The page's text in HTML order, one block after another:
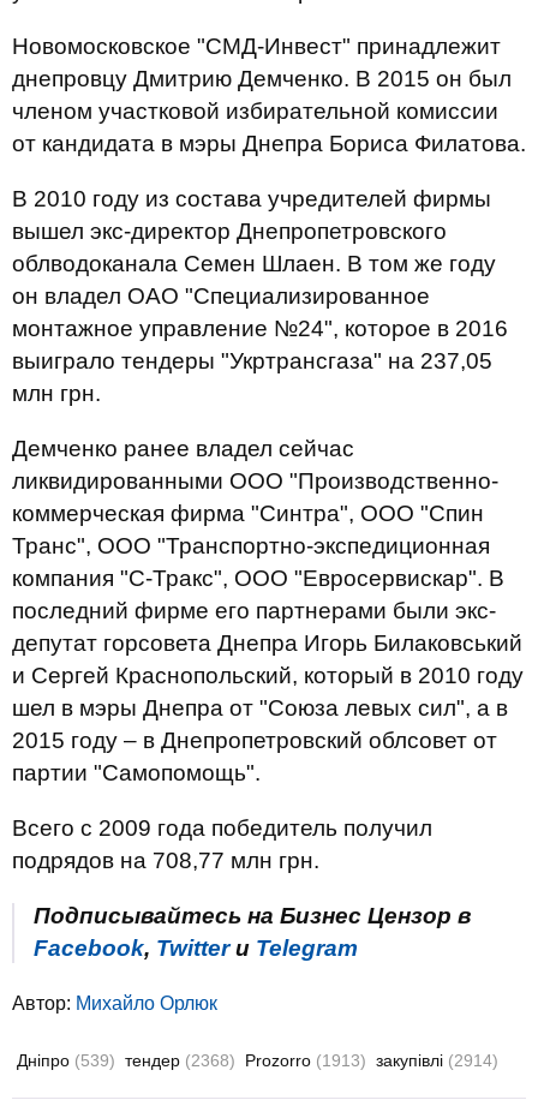
Новомосковское "СМД-Инвест" принадлежит
днепровцу Дмитрию Демченко. В 2015 он был
членом участковой избирательной комиссии
от кандидата в мэры Днепра Бориса Филатова.
В 2010 году из состава учредителей фирмы
вышел экс-директор Днепропетровского
облводоканала Семен Шлаен. В том же году
он владел ОАО "Специализированное
монтажное управление №24", которое в 2016
выиграло тендеры "Укртрансгаза" на 237,05
млн грн.
Демченко ранее владел сейчас
ликвидированными ООО "Производственно-
коммерческая фирма "Синтра", ООО "Спин
Транс", ООО "Транспортно-экспедиционная
компания "С-Тракс", ООО "Евросервискар". В
последний фирме его партнерами были экс-
депутат горсовета Днепра Игорь Билаковський
и Сергей Краснопольский, который в 2010 году
шел в мэры Днепра от "Союза левых сил", а в
2015 году – в Днепропетровский облсовет от
партии "Самопомощь".
Всего с 2009 года победитель получил
подрядов на 708,77 млн грн.
Подписывайтесь на Бизнес Цензор в
Facebook, Twitterи Telegram
Автор: Михайло Орлюк
Дніпро (539) тендер (2368) Prozorro (1913) закупівлі (2914)